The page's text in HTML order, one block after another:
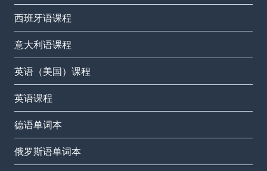
西班牙语课程
意大利语课程
英语（美国）课程
英语课程
德语单词本
俄罗斯语单词本